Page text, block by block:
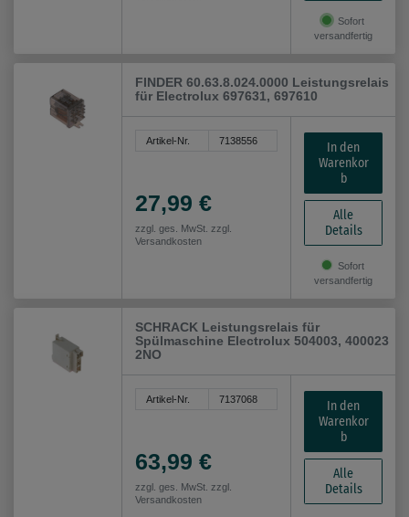
Sofort
versandfertig
FINDER 60.63.8.024.0000 Leistungsrelais
für Electrolux 697631, 697610
Artikel-Nr. 7138556
27,99 €
zzgl. ges. MwSt. zzgl.
Versandkosten
In den
Warenkor
b
Alle
Details
Sofort
versandfertig
SCHRACK Leistungsrelais für
Spülmaschine Electrolux 504003, 400023
2NO
Artikel-Nr. 7137068
63,99 €
zzgl. ges. MwSt. zzgl.
Versandkosten
In den
Warenkor
b
Alle
Details